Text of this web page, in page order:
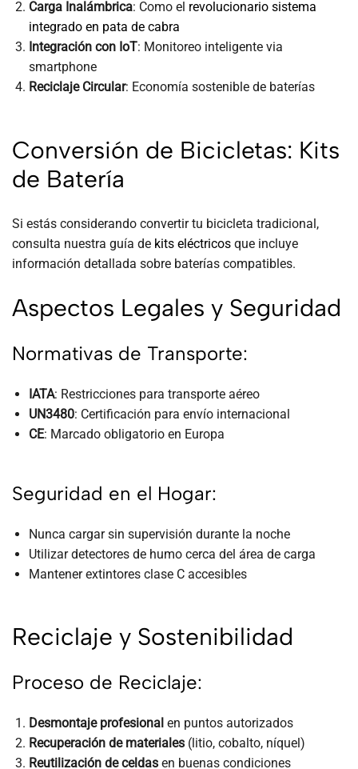
Carga Inalámbrica: Como el revolucionario sistema
integrado en pata de cabra
Integración con IoT: Monitoreo inteligente via
smartphone
Reciclaje Circular: Economía sostenible de baterías
Conversión de Bicicletas: Kits
de Batería
Si estás considerando convertir tu bicicleta tradicional,
consulta nuestra guía de kits eléctricos que incluye
información detallada sobre baterías compatibles.
Aspectos Legales y Seguridad
Normativas de Transporte:
IATA: Restricciones para transporte aéreo
UN3480: Certificación para envío internacional
CE: Marcado obligatorio en Europa
Seguridad en el Hogar:
Nunca cargar sin supervisión durante la noche
Utilizar detectores de humo cerca del área de carga
Mantener extintores clase C accesibles
Reciclaje y Sostenibilidad
Proceso de Reciclaje:
Desmontaje profesional en puntos autorizados
Recuperación de materiales(litio, cobalto, níquel)
Reutilización de celdasen buenas condiciones